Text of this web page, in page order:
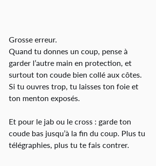
Grosse erreur.
Quand tu donnes un coup, pense à
garder l’autre main en protection, et
surtout ton coude bien collé aux côtes.
Si tu ouvres trop, tu laisses ton foie et
ton menton exposés.
Et pour le jab ou le cross : garde ton
coude bas jusqu’à la fin du coup. Plus tu
télégraphies, plus tu te fais contrer.